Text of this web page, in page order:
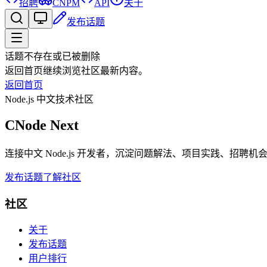
招聘 CNPM API
关于
发布话题
话题不存在或已被删除
返回首页继续浏览社区最新内容。
返回首页
Node.js 中文技术社区
CNode Next
连接中文 Node.js 开发者，沉淀问题解法、项目实践、招聘机会
发布话题了解社区
社区
关于
发布话题
用户排行